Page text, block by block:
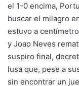
el 1-0 encima,
buscar el milagro
estuvo a
y Joao Neves
suspiro final,
lusa que, pese a
sin encontrar un